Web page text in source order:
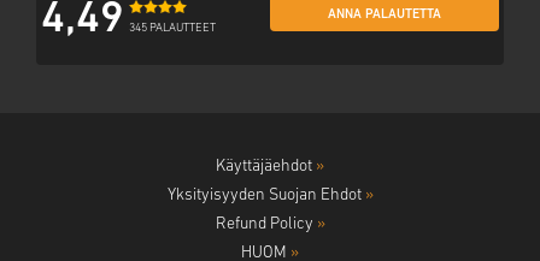
4,49 345 PALAUTTEET
ANNA PALAUTETTA
Käyttäjäehdot »
Yksityisyyden Suojan Ehdot »
Refund Policy »
HUOM »